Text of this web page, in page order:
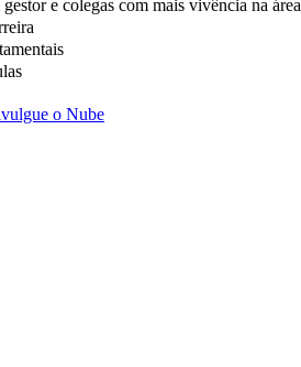
e colegas com mais vivência na área
o Nube